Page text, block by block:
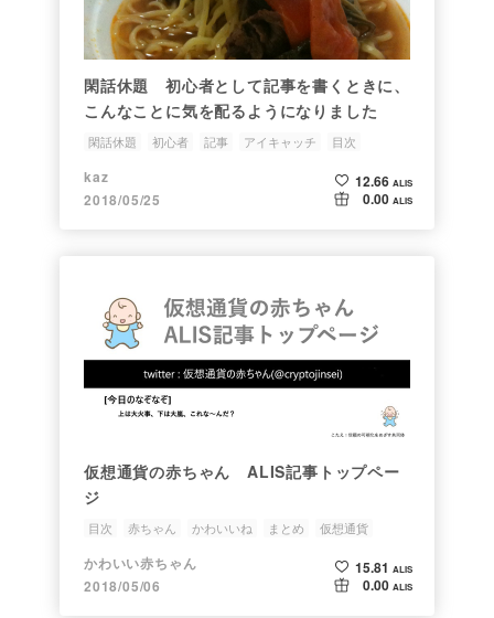
閑話休題 初心者として記事を書くときに、
こんなことに気を配るようになりました
閑話休題 初心者 記事 アイキャッチ 目次
kaz
2018/05/25
12.66 ALIS
0.00 ALIS
仮想通貨の赤ちゃん ALIS記事トップペー
ジ
目次 赤ちゃん かわいいね まとめ 仮想通貨
かわいい赤ちゃん
2018/05/06
15.81 ALIS
0.00 ALIS